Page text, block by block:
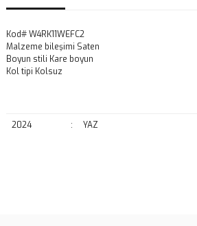
Kod# W4RK11WEFC2
Malzeme bileşimi Saten
Boyun stili Kare boyun
Kol tipi Kolsuz
2024 : YAZ